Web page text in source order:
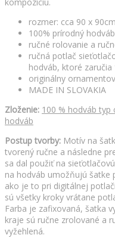
rozmer: cca 90 x
100% prírodný hodváb
ručné rolovanie a
ručná potlač
hodváb, ktoré
originálny
MADE IN SLOVAKIA
Zloženie: 100 % hodváb
hodváb
Postup tvorby: Motív na
tvorený ručne a následne
sa dal použiť na
na hodváb umožňujú šatke
ako je to pri digitálnej
sú všetky kroky vrátane
Farba je zafixovaná, šatka
kraje sú ručne zrolované a
vyžehlená.